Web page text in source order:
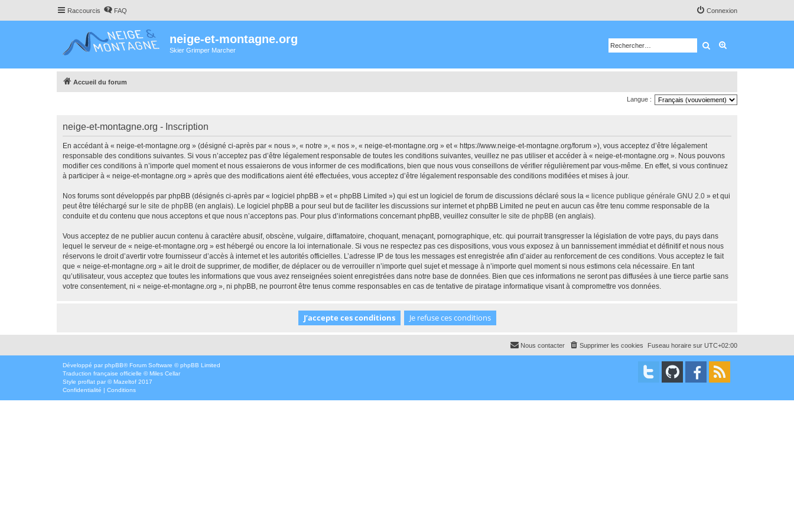
Raccourcis FAQ Connexion
neige-et-montagne.org
Skier Grimper Marcher Rechercher
Accueil du forum
Langue :
neige-et-montagne.org - Inscription
En accédant à « neige-et-montagne.org » (désigné ci-après par « nous », « notre », « nos », « neige-et-montagne.org » et « https://www.neige-et-montagne.org/forum »), vous acceptez d’être légalement
responsable des conditions suivantes. Si vous n’acceptez pas d’être légalement responsable de toutes les conditions suivantes, veuillez ne pas utiliser et accéder à « neige-et-montagne.org ». Nous pouvons
modifier ces conditions à n’importe quel moment et nous essaierons de vous informer de ces modifications, bien que nous vous conseillons de vérifier régulièrement par vous-même. En effet, si vous continuez
à participer à « neige-et-montagne.org » après que des modifications aient été effectuées, vous acceptez d’être légalement responsable des conditions modifiées et mises à jour.
Nos forums sont développés par phpBB (désignés ci-après par « logiciel phpBB » et « phpBB Limited ») qui est un logiciel de forum de discussions déclaré sous la « licence publique générale GNU 2.0 » et qui
peut être téléchargé sur le site de phpBB (en anglais). Le logiciel phpBB a pour seul but de faciliter les discussions sur internet et phpBB Limited ne peut en aucun cas être tenu comme responsable de la
conduite et du contenu que nous acceptons et que nous n’acceptons pas. Pour plus d’informations concernant phpBB, veuillez consulter le site de phpBB (en anglais).
Vous acceptez de ne publier aucun contenu à caractère abusif, obscène, vulgaire, diffamatoire, choquant, menaçant, pornographique, etc. qui pourrait transgresser la législation de votre pays, du pays dans
lequel le serveur de « neige-et-montagne.org » est hébergé ou encore la loi internationale. Si vous ne respectez pas ces dispositions, vous vous exposez à un bannissement immédiat et définitif et nous nous
réservons le droit d’avertir votre fournisseur d’accès à internet et les autorités officielles. L’adresse IP de tous les messages est enregistrée afin d’aider au renforcement de ces conditions. Vous acceptez le fait
que « neige-et-montagne.org » ait le droit de supprimer, de modifier, de déplacer ou de verrouiller n’importe quel sujet et message à n’importe quel moment si nous estimons cela nécessaire. En tant
qu’utilisateur, vous acceptez que toutes les informations que vous avez renseignées soient enregistrées dans notre base de données. Bien que ces informations ne seront pas diffusées à une tierce partie sans
votre consentement, ni « neige-et-montagne.org », ni phpBB, ne pourront être tenus comme responsables en cas de tentative de piratage informatique visant à compromettre vos données.
Fuseau horaire sur UTC+02:00
Supprimer les cookies
Nous contacter
Développé par phpBB® Forum Software © phpBB Limited
Traduction française officielle ©Miles Cellar
Style proflat par ©Mazeltof 2017
Confidentialité | Conditions